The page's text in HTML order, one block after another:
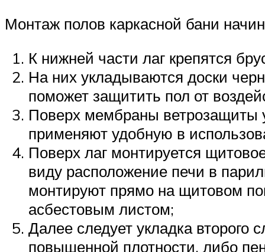
Монтаж полов каркасной бани
К нижней части лаг крепятся
На них укладываются доски
поможет защитить пол от
Поверх мембраны ветрозащиты
применяют удобную в
Поверх лаг монтируется
виду расположение печи в
монтируют прямо на щитовом
асбестовым листом;
Далее следует укладка
повышенной плотности, либо